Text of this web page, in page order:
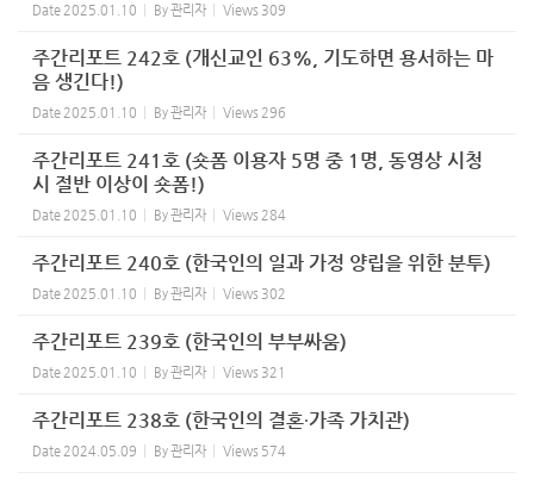
Date 2025.01.10 By관리자 Views 309
주간리포트 242호 (개신교인 63%, 기도하면 용서하는 마
음 생긴다!)
Date 2025.01.10 By관리자 Views 296
주간리포트 241호 (숏폼 이용자 5명 중 1명, 동영상 시청
시 절반 이상이 숏폼!)
Date 2025.01.10 By관리자 Views 284
주간리포트 240호 (한국인의 일과 가정 양립을 위한 분투)
Date 2025.01.10 By관리자 Views 302
주간리포트 239호 (한국인의 부부싸움)
Date 2025.01.10 By관리자 Views 321
주간리포트 238호 (한국인의 결혼∙가족 가치관)
Date 2024.05.09 By관리자 Views 574